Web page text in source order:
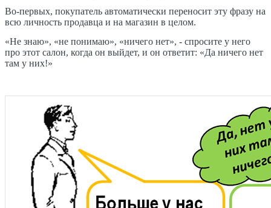
Во-первых, покупатель автоматически переносит эту фразу на
всю личность продавца и на магазин в целом.
«Не знаю», «не понимаю», «ничего нет», - спросите у него
про этот салон, когда он выйдет, и он ответит: «Да ничего нет
там у них!»